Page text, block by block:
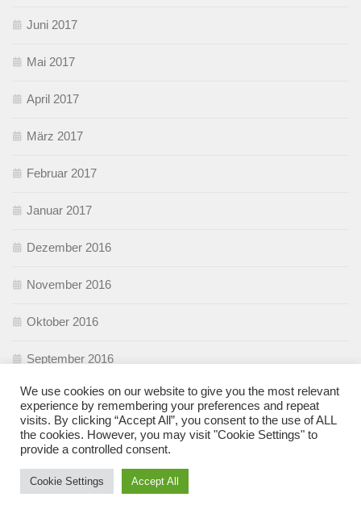
Juni 2017
Mai 2017
April 2017
März 2017
Februar 2017
Januar 2017
Dezember 2016
November 2016
Oktober 2016
September 2016
August 2016
Juli 2016
Juni 2016
We use cookies on our website to give you the most relevant
experience by remembering your preferences and repeat
visits. By clicking “Accept All”, you consent to the use of ALL
the cookies. However, you may visit "Cookie Settings" to
provide a controlled consent.
Cookie Settings Accept All